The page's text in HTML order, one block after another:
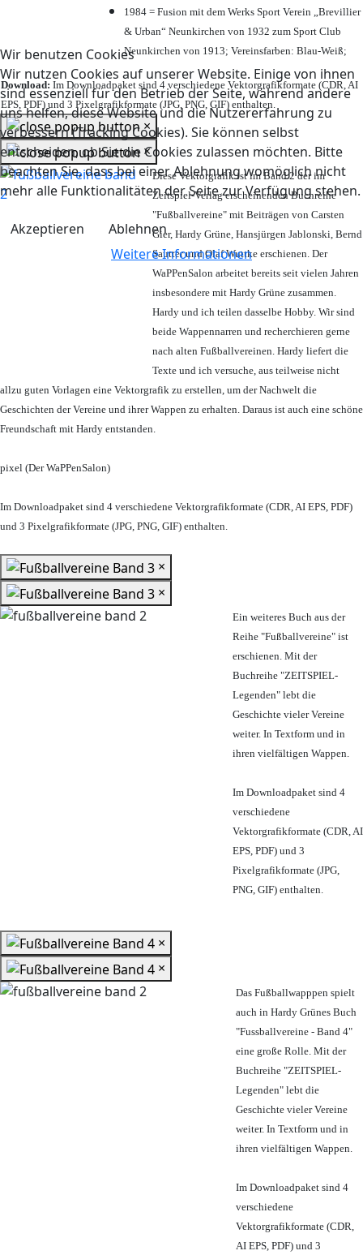
Wir benutzen Cookies
Wir nutzen Cookies auf unserer Website. Einige von ihnen
sind essenziell für den Betrieb der Seite, während andere
uns helfen, diese Website und die Nutzererfahrung zu
verbessern (Tracking Cookies). Sie können selbst
entscheiden, ob Sie die Cookies zulassen möchten. Bitte
beachten Sie, dass bei einer Ablehnung womöglich nicht
mehr alle Funktionalitäten der Seite zur Verfügung stehen.
Akzeptieren
Ablehnen
Weitere Informationen
1984 = Fusion mit dem Werks Sport Verein „Brevillier
& Urban“ Neunkirchen von 1932 zum Sport Club
Neunkirchen von 1913; Vereinsfarben: Blau-Weiß;
Download: Im Downloadpaket sind 4 verschiedene Vektorgrafikformate (CDR, AI
EPS, PDF) und 3 Pixelgrafikformate (JPG, PNG, GIF) enthalten.
×
×
Diese Vektorgrafik ist im Band 2 der im
Zeitspiel-Verlag erscheinenden Buchreihe
"Fußballvereine" mit Beiträgen von Carsten
Gier, Hardy Grüne, Hansjürgen Jablonski, Bernd
Sautter und Olaf Wuttke erschienen. Der
WaPPenSalon arbeitet bereits seit vielen Jahren
insbesondere mit Hardy Grüne zusammen.
Hardy und ich teilen dasselbe Hobby. Wir sind
beide Wappennarren und recherchieren gerne
nach alten Fußballvereinen. Hardy liefert die
Texte und ich versuche, aus teilweise nicht
allzu guten Vorlagen eine Vektorgrafik zu erstellen, um der Nachwelt die
Geschichten der Vereine und ihrer Wappen zu erhalten. Daraus ist auch eine schöne
Freundschaft mit Hardy entstanden.
pixel (Der WaPPenSalon)
Im Downloadpaket sind 4 verschiedene Vektorgrafikformate (CDR, AI EPS, PDF)
und 3 Pixelgrafikformate (JPG, PNG, GIF) enthalten.
×
×
Ein weiteres Buch aus der
Reihe "Fußballvereine" ist
erschienen. Mit der
Buchreihe "ZEITSPIEL-
Legenden" lebt die
Geschichte vieler Vereine
weiter. In Textform und in
ihren vielfältigen Wappen.
Im Downloadpaket sind 4
verschiedene
Vektorgrafikformate (CDR, AI
EPS, PDF) und 3
Pixelgrafikformate (JPG,
PNG, GIF) enthalten.
×
×
Das Fußballwapppen spielt
auch in Hardy Grünes Buch
"Fussballvereine - Band 4"
eine große Rolle. Mit der
Buchreihe "ZEITSPIEL-
Legenden" lebt die
Geschichte vieler Vereine
weiter. In Textform und in
ihren vielfältigen Wappen.
Im Downloadpaket sind 4
verschiedene
Vektorgrafikformate (CDR,
AI EPS, PDF) und 3